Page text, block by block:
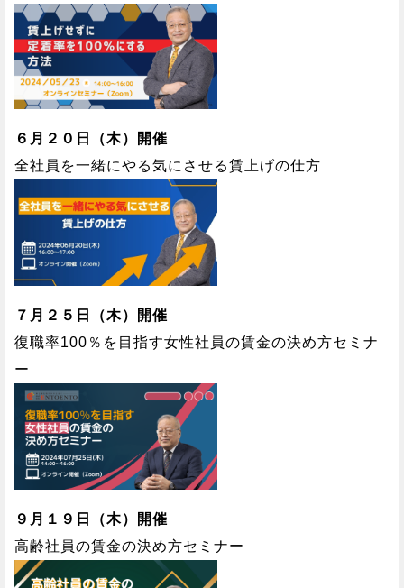
６月２０日（木）開催
全社員を一緒にやる気にさせる賃上げの仕方
７月２５日（木）開催
復職率100％を目指す女性社員の賃金の決め方セミナ
ー
９月１９日（木）開催
高齢社員の賃金の決め方セミナー